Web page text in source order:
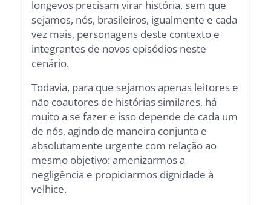
longevos precisam virar história, sem que
sejamos, nós, brasileiros, igualmente e cada
vez mais, personagens deste contexto e
integrantes de novos episódios neste
cenário.
Todavia, para que sejamos apenas leitores e
não coautores de histórias similares, há
muito a se fazer e isso depende de cada um
de nós, agindo de maneira conjunta e
absolutamente urgente com relação ao
mesmo objetivo: amenizarmos a
negligência e propiciarmos dignidade à
velhice.